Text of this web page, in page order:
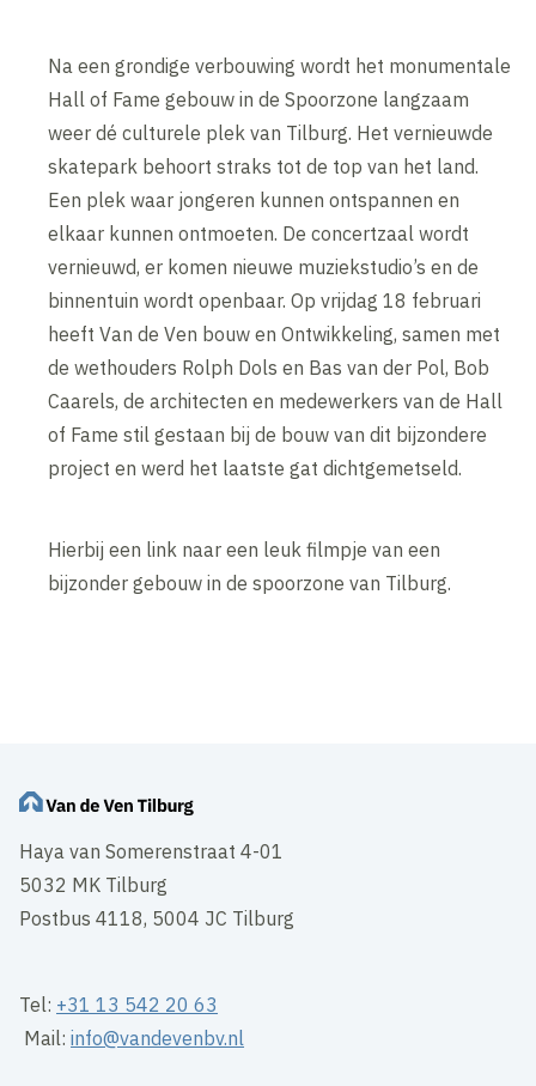
Na een grondige verbouwing wordt het monumentale
Hall of Fame gebouw in de Spoorzone langzaam
weer dé culturele plek van Tilburg. Het vernieuwde
skatepark behoort straks tot de top van het land.
Een plek waar jongeren kunnen ontspannen en
elkaar kunnen ontmoeten. De concertzaal wordt
vernieuwd, er komen nieuwe muziekstudio’s en de
binnentuin wordt openbaar. Op vrijdag 18 februari
heeft Van de Ven bouw en Ontwikkeling, samen met
de wethouders Rolph Dols en Bas van der Pol, Bob
Caarels, de architecten en medewerkers van de Hall
of Fame stil gestaan bij de bouw van dit bijzondere
project en werd het laatste gat dichtgemetseld.
Hierbij een link naar een leuk filmpje van een
bijzonder gebouw in de spoorzone van Tilburg.
Haya van Somerenstraat 4-01
5032 MK Tilburg
Postbus 4118, 5004 JC Tilburg
Tel: +31 13 542 20 63
Mail:info@vandevenbv.nl